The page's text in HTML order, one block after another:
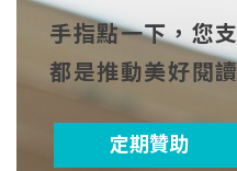
cebo
ok
witt
er
手指點一下，您
都是推動美好閱
定期贊助